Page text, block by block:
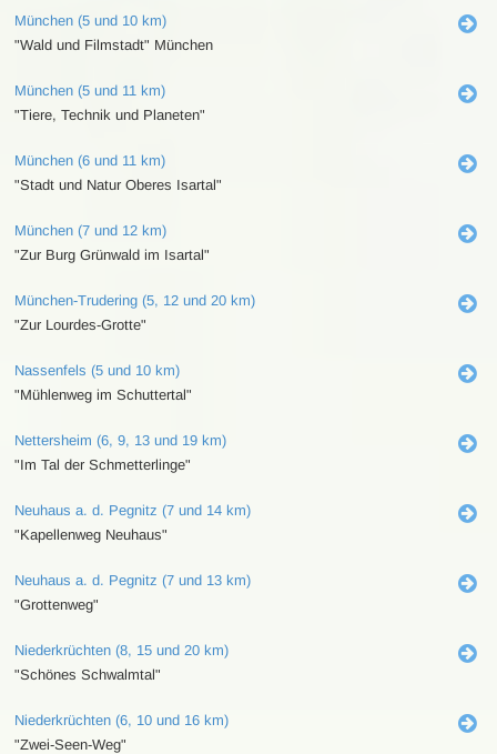
München (5 und 10 km)
"Wald und Filmstadt" München
München (5 und 11 km)
"Tiere, Technik und Planeten"
München (6 und 11 km)
"Stadt und Natur Oberes Isartal"
München (7 und 12 km)
"Zur Burg Grünwald im Isartal"
München-Trudering (5, 12 und 20 km)
"Zur Lourdes-Grotte"
Nassenfels (5 und 10 km)
"Mühlenweg im Schuttertal"
Nettersheim (6, 9, 13 und 19 km)
"Im Tal der Schmetterlinge"
Neuhaus a. d. Pegnitz (7 und 14 km)
"Kapellenweg Neuhaus"
Neuhaus a. d. Pegnitz (7 und 13 km)
"Grottenweg"
Niederkrüchten (8, 15 und 20 km)
"Schönes Schwalmtal"
Niederkrüchten (6, 10 und 16 km)
"Zwei-Seen-Weg"